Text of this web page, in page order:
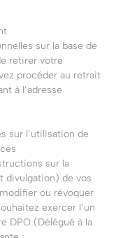
sur la base de
retirer votre
procéder au retrait
à l’adresse
sur l’utilisation de
sur la
divulgation) de vos
ou révoquer
exercer l’un
DPO (Délégué à la